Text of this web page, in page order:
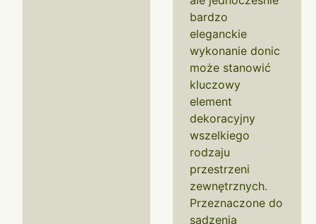
bardzo
eleganckie
wykonanie donic
może stanowić
kluczowy
element
dekoracyjny
wszelkiego
rodzaju
przestrzeni
zewnętrznych.
Przeznaczone do
sadzenia